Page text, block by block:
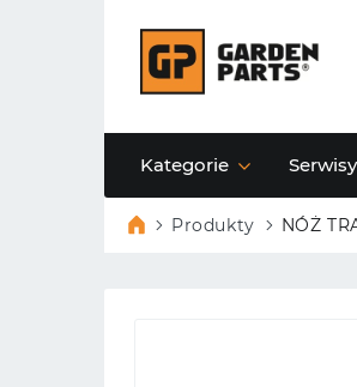
Kategorie
Produkty NÓŻ